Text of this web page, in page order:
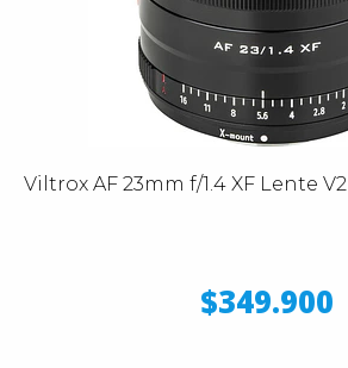
Viltrox AF 23mm f/1.4 XF Lente
$349.900